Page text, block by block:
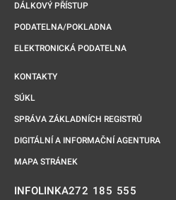
DÁLKOVÝ PŘÍSTUP
PODATELNA/POKLADNA
ELEKTRONICKÁ PODATELNA
KONTAKTY
SÚKL
SPRÁVA ZÁKLADNÍCH REGISTRŮ
DIGITÁLNÍ A INFORMAČNÍ AGENTURA
MAPA STRÁNEK
INFOLINKA272 185 555